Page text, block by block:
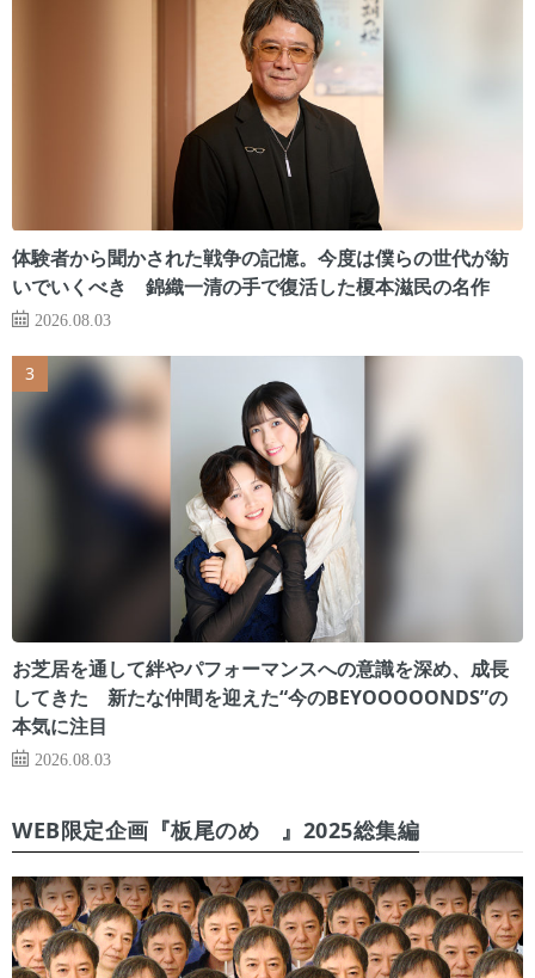
体験者から聞かされた戦争の記憶。今度は僕らの世代が紡
いでいくべき 錦織一清の手で復活した榎本滋民の名作
2026.08.03
お芝居を通して絆やパフォーマンスへの意識を深め、成長
してきた 新たな仲間を迎えた“今のBEYOOOOONDS”の
本気に注目
2026.08.03
WEB限定企画『板尾のめ゙』2025総集編